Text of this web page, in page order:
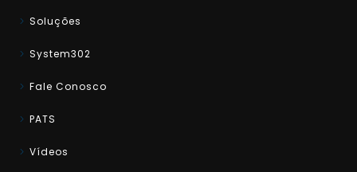
Soluções
System302
Fale Conosco
PATS
Vídeos